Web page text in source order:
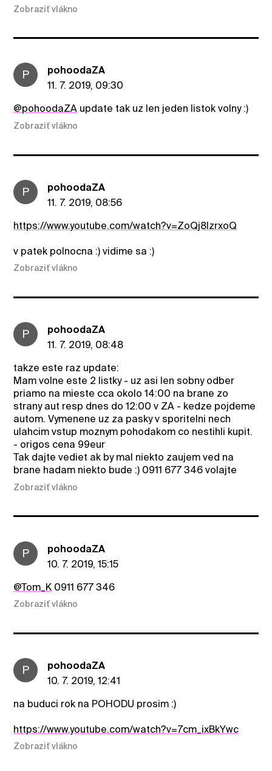
Zobraziť vlákno
P
pohoodaZA
11. 7. 2019, 09:30
@pohoodaZA update tak uz len jeden listok volny :)
Zobraziť vlákno
P
pohoodaZA
11. 7. 2019, 08:56
https://www.youtube.com/watch?v=ZoQj8IzrxoQ
v patek polnocna :) vidime sa :)
Zobraziť vlákno
P
pohoodaZA
11. 7. 2019, 08:48
takze este raz update:
Mam volne este 2 listky - uz asi len sobny odber
priamo na mieste cca okolo 14:00 na brane zo
strany aut resp dnes do 12:00 v ZA - kedze pojdeme
autom. Vymenene uz za pasky v sporitelni nech
ulahcim vstup moznym pohodakom co nestihli kupit.
- origos cena 99eur
Tak dajte vediet ak by mal niekto zaujem ved na
brane hadam niekto bude :) 0911 677 346 volajte
Zobraziť vlákno
P
pohoodaZA
10. 7. 2019, 15:15
@Tom_K 0911 677 346
Zobraziť vlákno
P
pohoodaZA
10. 7. 2019, 12:41
na buduci rok na POHODU prosim :)
https://www.youtube.com/watch?v=7cm_ixBkYwc
Zobraziť vlákno